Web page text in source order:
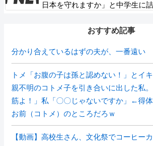
日本を守れますか」と中学生に
おすすめ記事
分かり合えているはずの夫が、一番遠い
トメ「お腹の子は孫と認めない！」とイ
親不明のコトメ子を引き合いに出した私
筋よ！」私「〇〇じゃないですか」←得
お前（コトメ）のところだろｗ
【動画】高校生さん、文化祭でコーヒー